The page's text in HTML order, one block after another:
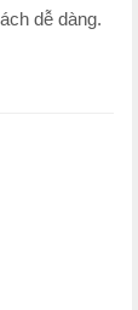
dễ dàng.